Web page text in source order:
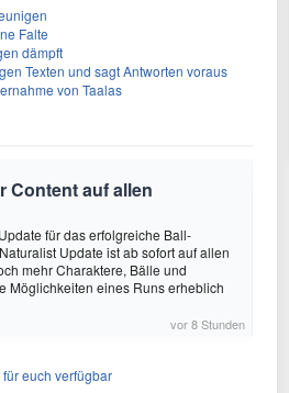
Falte
dämpft
Texten und sagt Antworten voraus
von Taalas
Content auf allen
für das erfolgreiche Ball-
Update ist ab sofort auf allen
mehr Charaktere, Bälle und
Möglichkeiten eines Runs erheblich
vor 8 Stunden
euch verfügbar